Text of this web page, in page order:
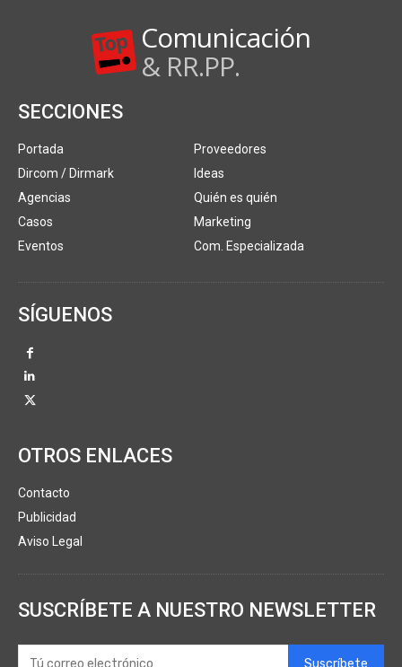
Comunicación
& RR.PP.
SECCIONES
Portada
Dircom / Dirmark
Agencias
Casos
Eventos
Proveedores
Ideas
Quién es quién
Marketing
Com. Especializada
SÍGUENOS
OTROS ENLACES
Contacto
Publicidad
Aviso Legal
SUSCRÍBETE A NUESTRO NEWSLETTER
Suscríbete